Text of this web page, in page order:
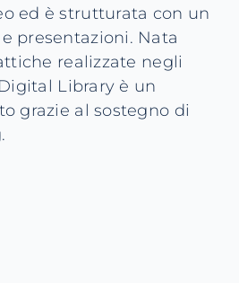
ed è strutturata con un
presentazioni. Nata
realizzate negli
Library è un
grazie al sostegno di